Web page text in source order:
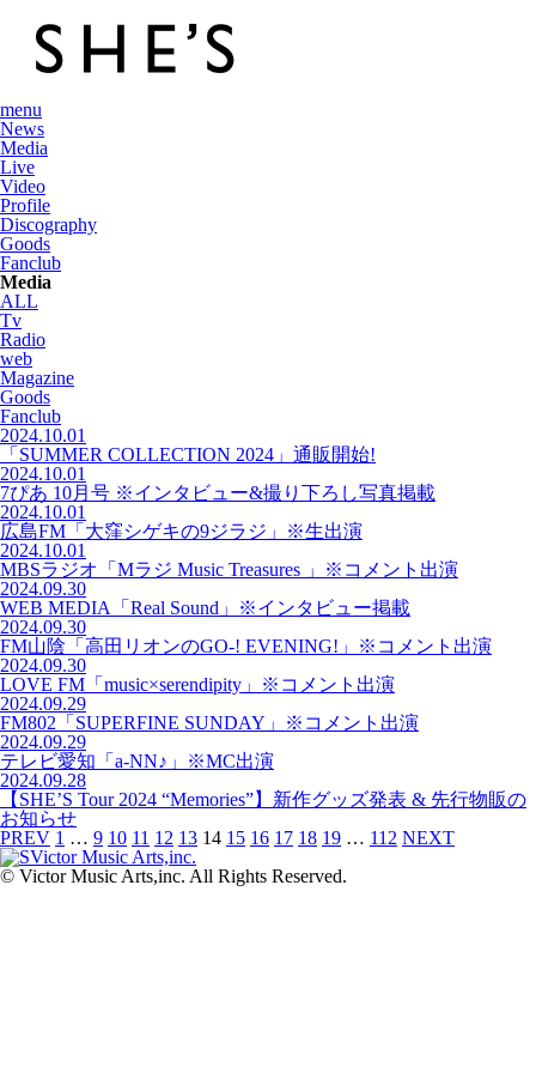
menu
News
Media
Live
Video
Profile
Discography
Goods
Fanclub
Media
ALL
Tv
Radio
web
Magazine
Goods
Fanclub
2024.10.01
「SUMMER COLLECTION 2024」通販開始!
2024.10.01
7ぴあ 10月号 ※インタビュー&撮り下ろし写真掲載
2024.10.01
広島FM「大窪シゲキの9ジラジ」※生出演
2024.10.01
MBSラジオ「Mラジ Music Treasures 」※コメント出演
2024.09.30
WEB MEDIA「Real Sound」※インタビュー掲載
2024.09.30
FM山陰「高田リオンのGO-! EVENING!」※コメント出演
2024.09.30
LOVE FM「music×serendipity」※コメント出演
2024.09.29
FM802「SUPERFINE SUNDAY」※コメント出演
2024.09.29
テレビ愛知「a-NN♪」※MC出演
2024.09.28
【SHE’S Tour 2024 “Memories”】新作グッズ発表 & 先行物販の
お知らせ
PREV 1 … 9 10 11 12 13 14 15 16 17 18 19 … 112 NEXT
© Victor Music Arts,inc. All Rights Reserved.